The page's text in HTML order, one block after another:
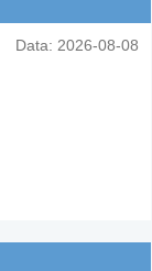
Data: 2026-08-08